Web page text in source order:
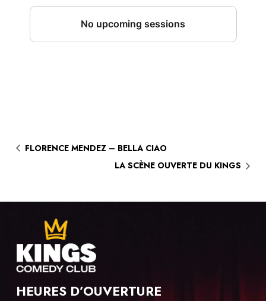
FLORENCE MENDEZ – BELLA CIAO
LA SCÈNE OUVERTE DU KINGS
HEURES D’OUVERTURE